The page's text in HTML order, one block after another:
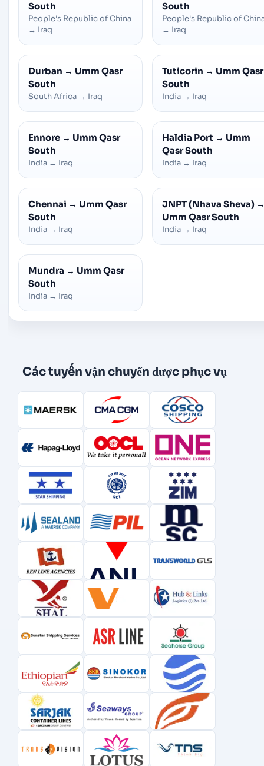
South
People's Republic of China
→ Iraq
South
People's Republic of
→ Iraq
Durban → Umm Qasr
South
South Africa → Iraq
Tuticorin → Umm Qasr
South
India → Iraq
Ennore → Umm Qasr
South
India → Iraq
Haldia Port → Umm
Qasr South
India → Iraq
Chennai → Umm Qasr
South
India → Iraq
JNPT (Nhava Sheva)
Umm Qasr South
India → Iraq
Mundra → Umm Qasr
South
India → Iraq
Các tuyến vận chuyển được phục vụ